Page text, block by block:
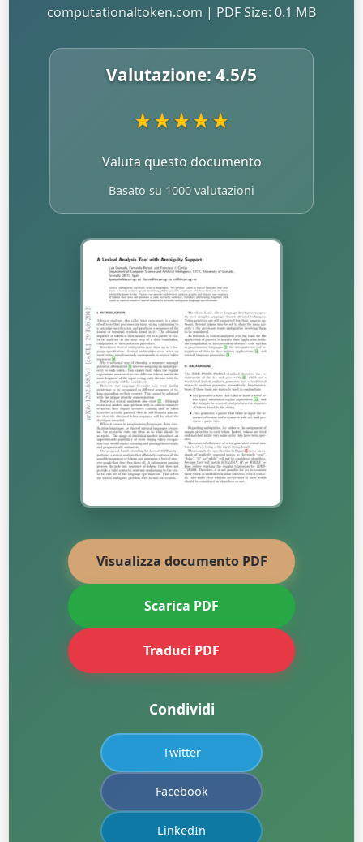
computationaltoken.com | PDF Size: 0.1 MB
Valutazione: 4.5/5
★★★★★
Valuta questo documento
Basato su 1000 valutazioni
Visualizza documento PDF
Scarica PDF
Traduci PDF
Condividi
Twitter
Facebook
LinkedIn